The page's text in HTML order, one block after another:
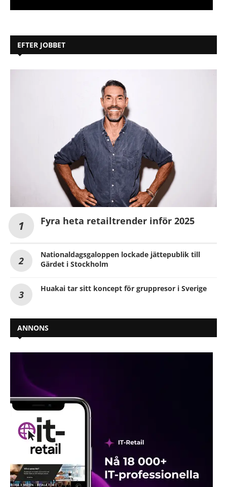
EFTER JOBBET
Fyra heta retailtrender inför 2025
Nationaldagsgaloppen lockade jättepublik till
Gärdet i Stockholm
Huakai tar sitt koncept för gruppresor i Sverige
ANNONS